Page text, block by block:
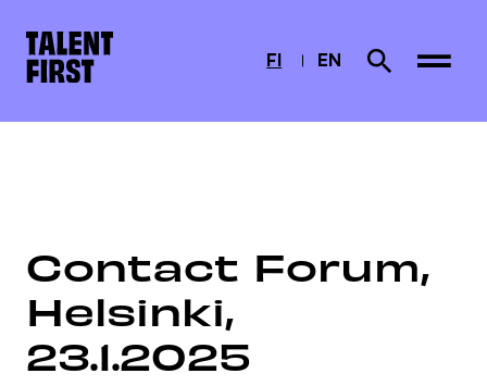
Etusivulle
FI
CURRENTLY SELECTED
SUOMI
EN
ENGLISH
Search from
Contact Forum,
Helsinki,
23.1.2025